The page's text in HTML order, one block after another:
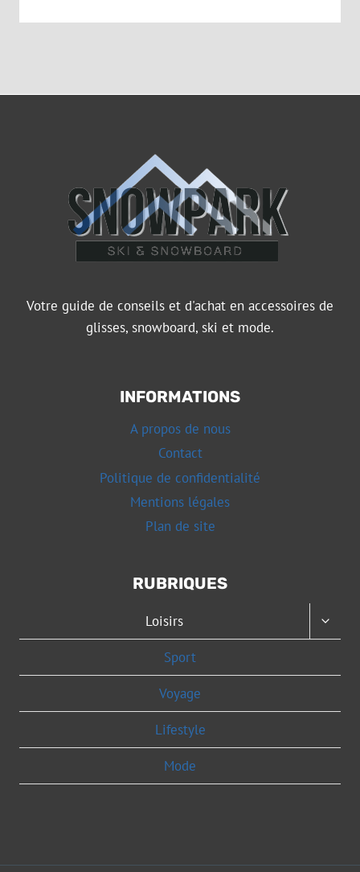
Votre guide de conseils et d'achat en accessoires de
glisses, snowboard, ski et mode.
INFORMATIONS
A propos de nous
Contact
Politique de confidentialité
Mentions légales
Plan de site
RUBRIQUES
Loisirs
Sport
Voyage
Lifestyle
Mode